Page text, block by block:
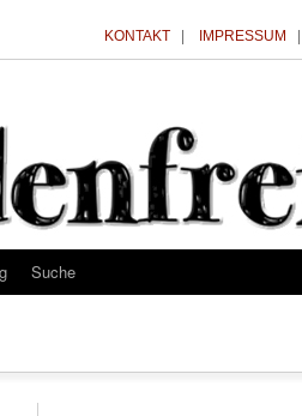
KONTAKT IMPRESSUM
Suche